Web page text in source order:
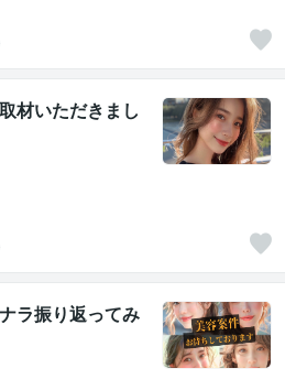
材いただきまし
ラ振り返ってみ